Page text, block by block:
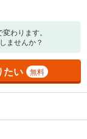
自動入力されてい
ら関係がなく、実際
はありません。返
された金利を35年
ださい。実際にお
認をお願いいたしま
わります。
ませんか？
たい 無料